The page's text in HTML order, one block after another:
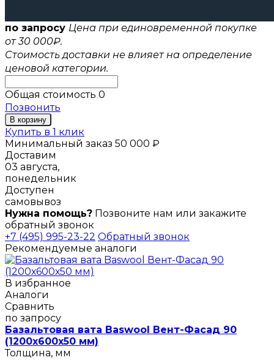
по запросу Цена при единовременной покупке
от 30 000₽.
Стоимость доставки не влияет на определение
ценовой категории.
Общая стоимость 0
Позвонить
В корзину
Купить в 1 клик
Минимальный заказ 50 000 ₽
Доставим
03 августа,
понедельник
Доступен
самовывоз
Нужна помощь? Позвоните нам или закажите
обратный звонок
+7 (495) 995-23-22 Обратный звонок
Рекомендуемые аналоги
В избранное
Аналоги
Сравнить
по запросу
Базальтовая вата Baswool Вент-Фасад 90
(1200х600х50 мм)
Толщина, мм